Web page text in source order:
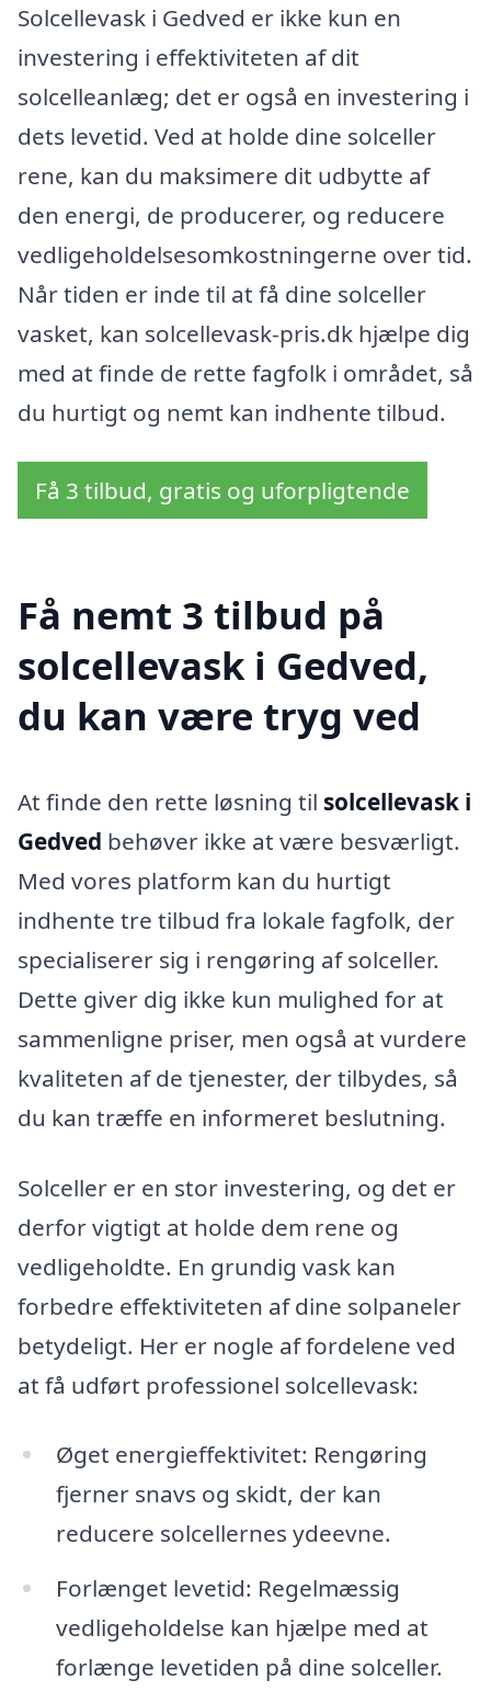
Solcellevask i Gedved er ikke kun en
investering i effektiviteten af dit
solcelleanlæg; det er også en investering i
dets levetid. Ved at holde dine solceller
rene, kan du maksimere dit udbytte af
den energi, de producerer, og reducere
vedligeholdelsesomkostningerne over tid.
Når tiden er inde til at få dine solceller
vasket, kan solcellevask-pris.dk hjælpe dig
med at finde de rette fagfolk i området, så
du hurtigt og nemt kan indhente tilbud.
Få 3 tilbud, gratis og uforpligtende
Få nemt 3 tilbud på
solcellevask i Gedved,
du kan være tryg ved
At finde den rette løsning til solcellevask i
Gedved behøver ikke at være besværligt.
Med vores platform kan du hurtigt
indhente tre tilbud fra lokale fagfolk, der
specialiserer sig i rengøring af solceller.
Dette giver dig ikke kun mulighed for at
sammenligne priser, men også at vurdere
kvaliteten af de tjenester, der tilbydes, så
du kan træffe en informeret beslutning.
Solceller er en stor investering, og det er
derfor vigtigt at holde dem rene og
vedligeholdte. En grundig vask kan
forbedre effektiviteten af dine solpaneler
betydeligt. Her er nogle af fordelene ved
at få udført professionel solcellevask:
Øget energieffektivitet: Rengøring
fjerner snavs og skidt, der kan
reducere solcellernes ydeevne.
Forlænget levetid: Regelmæssig
vedligeholdelse kan hjælpe med at
forlænge levetiden på dine solceller.